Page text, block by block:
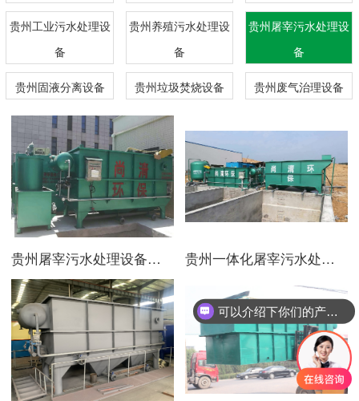
贵州工业污水处理设
备
贵州养殖污水处理设
备
贵州屠宰污水处理设
备
贵州固液分离设备 贵州垃圾焚烧设备 贵州废气治理设备
贵州屠宰污水处理设备厂家 贵州一体化屠宰污水处理设备
可以介绍下你们的产品么